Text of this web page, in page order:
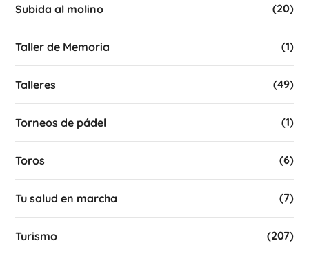
Subida al molino (20)
Taller de Memoria (1)
Talleres (49)
Torneos de pádel (1)
Toros (6)
Tu salud en marcha (7)
Turismo (207)